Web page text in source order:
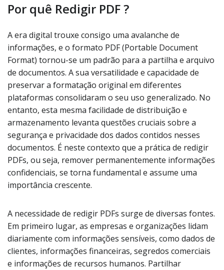
Por quê Redigir PDF ?
A era digital trouxe consigo uma avalanche de
informações, e o formato PDF (Portable Document
Format) tornou-se um padrão para a partilha e arquivo
de documentos. A sua versatilidade e capacidade de
preservar a formatação original em diferentes
plataformas consolidaram o seu uso generalizado. No
entanto, esta mesma facilidade de distribuição e
armazenamento levanta questões cruciais sobre a
segurança e privacidade dos dados contidos nesses
documentos. É neste contexto que a prática de redigir
PDFs, ou seja, remover permanentemente informações
confidenciais, se torna fundamental e assume uma
importância crescente.
A necessidade de redigir PDFs surge de diversas fontes.
Em primeiro lugar, as empresas e organizações lidam
diariamente com informações sensíveis, como dados de
clientes, informações financeiras, segredos comerciais
e informações de recursos humanos. Partilhar